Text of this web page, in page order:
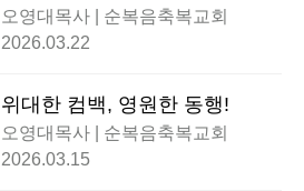
오영대목사 | 순복음축복교회
2026.03.22
위대한 컴백, 영원한 동행!
오영대목사 | 순복음축복교회
2026.03.15